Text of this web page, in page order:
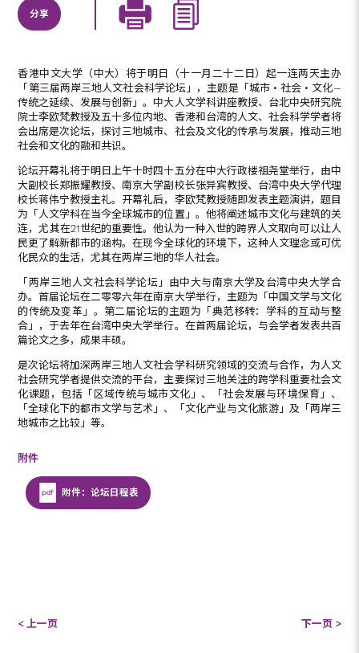
分享
香港中文大学（中大）将于明日（十一月二十二日）起一连两天主办
「第三届两岸三地人文社会科学论坛」，主题是「城市‧社会‧文化—
传统之延续、发展与创新」。中大人文学科讲座教授、台北中央研究院
院士李欧梵教授及五十多位内地、香港和台湾的人文、社会科学学者将
会出席是次论坛，探讨三地城市、社会及文化的传承与发展，推动三地
社会和文化的融和共识。
论坛开幕礼将于明日上午十时四十五分在中大行政楼祖尧堂举行，由中
大副校长郑振耀教授、南京大学副校长张异宾教授、台湾中央大学代理
校长蒋伟宁教授主礼。开幕礼后，李欧梵教授随即发表主题演讲，题目
为「人文学科在当今全球城市的位置」。他将阐述城市文化与建筑的关
连，尤其在21世纪的重要性。他认为一种入世的跨界人文取向可以让人
民更了解新都市的涵构。在现今全球化的环境下，这种人文理念或可优
化民众的生活，尤其在两岸三地的华人社会。
「两岸三地人文社会科学论坛」由中大与南京大学及台湾中央大学合
办。首届论坛在二零零六年在南京大学举行，主题为「中国文学与文化
的传统及变革」。第二届论坛的主题为「典范移转：学科的互动与整
合」，于去年在台湾中央大学举行。在首两届论坛，与会学者发表共百
篇论文之多，成果丰硕。
是次论坛将加深两岸三地人文社会学科研究领域的交流与合作，为人文
社会研究学者提供交流的平台，主要探讨三地关注的跨学科重要社会文
化课题，包括「区域传统与城市文化」、「社会发展与环境保育」、
「全球化下的都市文学与艺术」、「文化产业与文化旅游」及「两岸三
地城市之比较」等。
附件
附件：论坛日程表
< 上一页 下一页 >